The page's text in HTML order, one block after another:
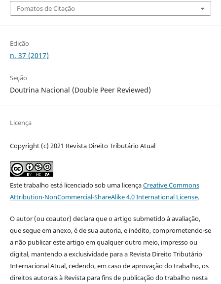
Fomatos de Citação
Edição
n. 37 (2017)
Seção
Doutrina Nacional (Double Peer Reviewed)
Licença
Copyright (c) 2021 Revista Direito Tributário Atual
Este trabalho está licenciado sob uma licençaCreative Commons
Attribution-NonCommercial-ShareAlike 4.0 International License.
O autor (ou coautor) declara que o artigo submetido à avaliação,
que segue em anexo, é de sua autoria, e inédito, comprometendo-se
a não publicar este artigo em qualquer outro meio, impresso ou
digital, mantendo a exclusividade para a Revista Direito Tributário
Internacional Atual, cedendo, em caso de aprovação do trabalho, os
direitos autorais à Revista para fins de publicação do trabalho nesta